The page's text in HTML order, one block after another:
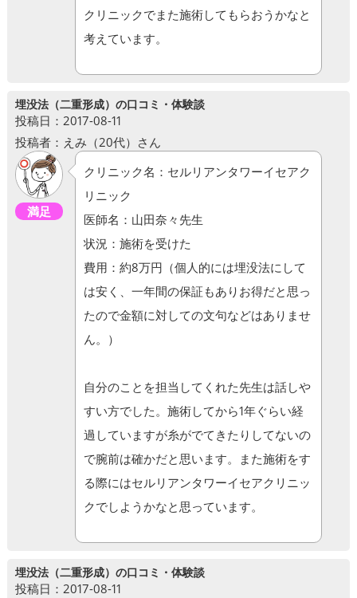
クリニックでまた施術してもらおうかなと
考えています。
埋没法（二重形成）の口コミ・体験談
投稿日：2017-08-11
投稿者：えみ（20代）さん
満足
クリニック名：セルリアンタワーイセアク
リニック
医師名：山田奈々先生
状況：施術を受けた
費用：約8万円（個人的には埋没法にして
は安く、一年間の保証もありお得だと思っ
たので金額に対しての文句などはありませ
ん。）
自分のことを担当してくれた先生は話しや
すい方でした。施術してから1年ぐらい経
過していますが糸がでてきたりしてないの
で腕前は確かだと思います。また施術をす
る際にはセルリアンタワーイセアクリニッ
クでしようかなと思っています。
埋没法（二重形成）の口コミ・体験談
投稿日：2017-08-11